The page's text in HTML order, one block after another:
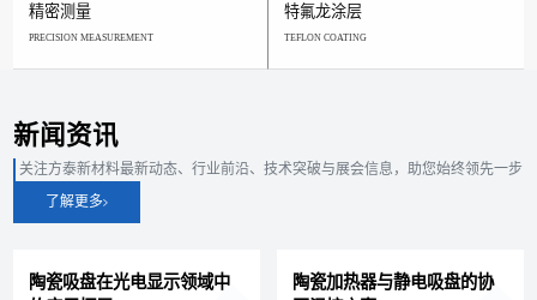
精密测量
PRECISION MEASUREMENT
特氟龙涂层
TEFLON COATING
新闻资讯
关注方泰新材料最新动态、行业前沿、技术突破与展会信息，助您始终领先一步
了解更多
陶瓷吸盘在光电显示领域中
陶瓷加热器与静电吸盘的协